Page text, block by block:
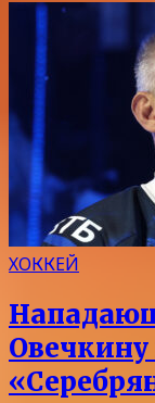
ХОККЕЙ
Овечкину